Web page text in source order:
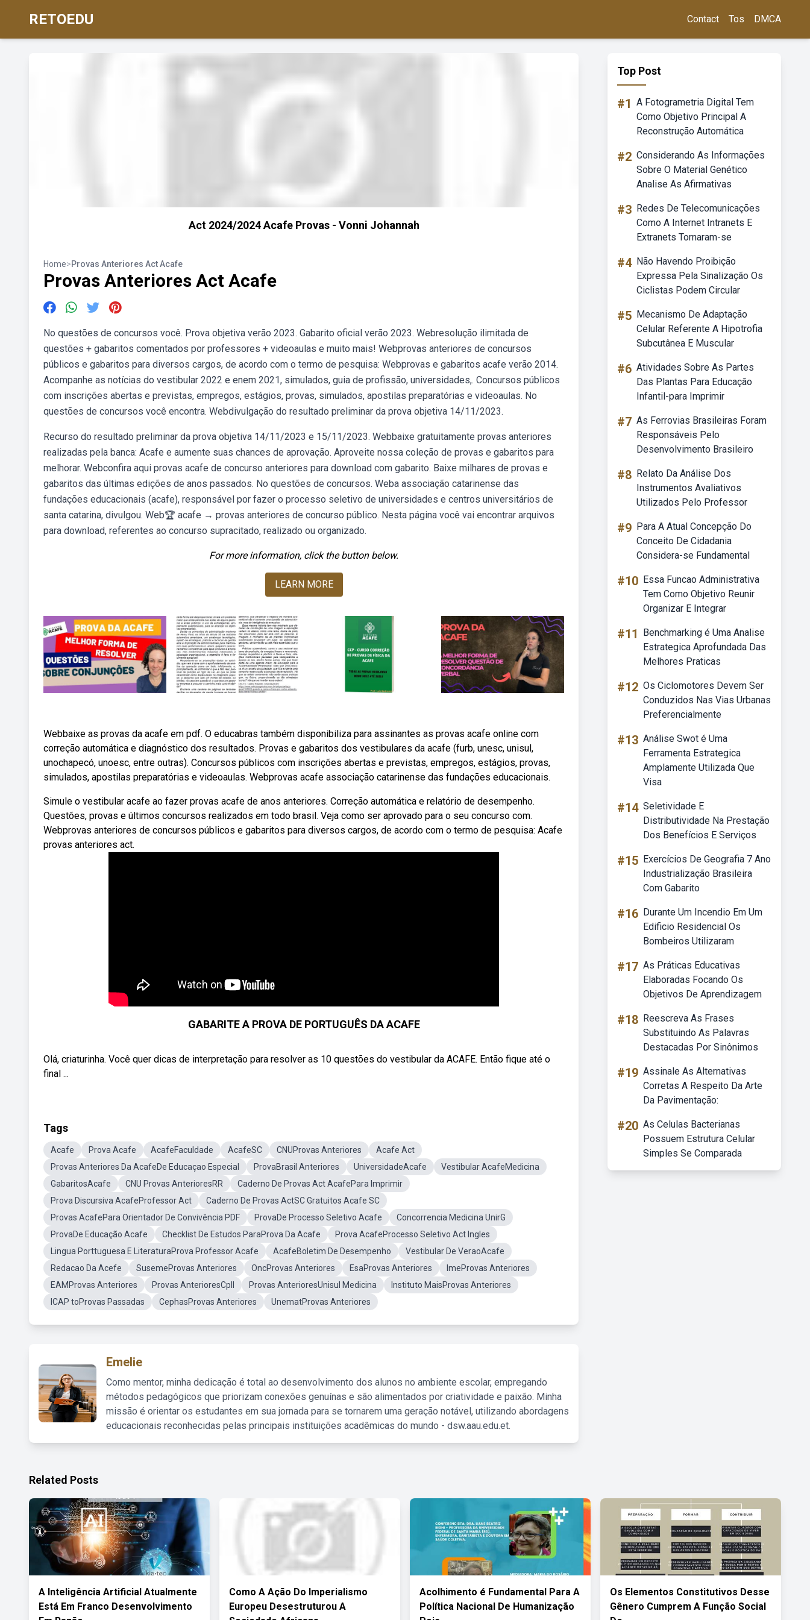
RETOEDU Contact Tos DMCA
Act 2024/2024 Acafe Provas - Vonni Johannah
Home>Provas Anteriores Act Acafe
Provas Anteriores Act Acafe
No questões de concursos você. Prova objetiva verão 2023. Gabarito oficial verão 2023. Webresolução ilimitada de
questões + gabaritos comentados por professores + videoaulas e muito mais! Webprovas anteriores de concursos
públicos e gabaritos para diversos cargos, de acordo com o termo de pesquisa: Webprovas e gabaritos acafe verão 2014.
Acompanhe as notícias do vestibular 2022 e enem 2021, simulados, guia de profissão, universidades,. Concursos públicos
com inscrições abertas e previstas, empregos, estágios, provas, simulados, apostilas preparatórias e videoaulas. No
questões de concursos você encontra. Webdivulgação do resultado preliminar da prova objetiva 14/11/2023.
Recurso do resultado preliminar da prova objetiva 14/11/2023 e 15/11/2023. Webbaixe gratuitamente provas anteriores
realizadas pela banca: Acafe e aumente suas chances de aprovação. Aproveite nossa coleção de provas e gabaritos para
melhorar. Webconfira aqui provas acafe de concurso anteriores para download com gabarito. Baixe milhares de provas e
gabaritos das últimas edições de anos passados. No questões de concursos. Weba associação catarinense das
fundações educacionais (acafe), responsável por fazer o processo seletivo de universidades e centros universitários de
santa catarina, divulgou. Web🏆 acafe → provas anteriores de concurso público. Nesta página você vai encontrar arquivos
para download, referentes ao concurso supracitado, realizado ou organizado.
For more information, click the button below.
LEARN MORE
Webbaixe as provas da acafe em pdf. O educabras também disponibiliza para assinantes as provas acafe online com
correção automática e diagnóstico dos resultados. Provas e gabaritos dos vestibulares da acafe (furb, unesc, unisul,
unochapecó, unoesc, entre outras). Concursos públicos com inscrições abertas e previstas, empregos, estágios, provas,
simulados, apostilas preparatórias e videoaulas. Webprovas acafe associação catarinense das fundações educacionais.
Simule o vestibular acafe ao fazer provas acafe de anos anteriores. Correção automática e relatório de desempenho.
Questões, provas e últimos concursos realizados em todo brasil. Veja como ser aprovado para o seu concurso com.
Webprovas anteriores de concursos públicos e gabaritos para diversos cargos, de acordo com o termo de pesquisa: Acafe
provas anteriores act.
GABARITE A PROVA DE PORTUGUÊS DA ACAFE
Olá, criaturinha. Você quer dicas de interpretação para resolver as 10 questões do vestibular da ACAFE. Então fique até o
final ...
Tags
Acafe Prova Acafe AcafeFaculdade AcafeSC CNUProvas Anteriores
Acafe Act
Provas Anteriores Da AcafeDe Educaçao Especial
ProvaBrasil Anteriores UniversidadeAcafe
Vestibular AcafeMedicina
GabaritosAcafe
CNU Provas AnterioresRR
Caderno De Provas Act AcafePara Imprimir
Prova Discursiva AcafeProfessor Act
Caderno De Provas ActSC Gratuitos Acafe SC
Provas AcafePara Orientador De Convivência PDF
ProvaDe Processo Seletivo Acafe
Concorrencia Medicina UnirG
ProvaDe Educação Acafe
Checklist De Estudos ParaProva Da Acafe
Prova AcafeProcesso Seletivo Act Ingles
Lingua Porttuguesa E LiteraturaProva Professor Acafe
AcafeBoletim De Desempenho
Vestibular De VeraoAcafe
Redacao Da Acefe
SusemeProvas Anteriores OncProvas Anteriores EsaProvas Anteriores
ImeProvas Anteriores
EAMProvas Anteriores
Provas AnterioresCpll Provas AnterioresUnisul Medicina
Instituto MaisProvas Anteriores
ICAP toProvas Passadas
CephasProvas Anteriores UnematProvas Anteriores
Emelie
Como mentor, minha dedicação é total ao desenvolvimento dos alunos no ambiente escolar, empregando
métodos pedagógicos que priorizam conexões genuínas e são alimentados por criatividade e paixão. Minha
missão é orientar os estudantes em sua jornada para se tornarem uma geração notável, utilizando abordagens
educacionais reconhecidas pelas principais instituições acadêmicas do mundo - dsw.aau.edu.et.
Top Post
#1 A Fotogrametria Digital Tem
Como Objetivo Principal A
Reconstrução Automática
#2 Considerando As Informações
Sobre O Material Genético
Analise As Afirmativas
#3 Redes De Telecomunicações
Como A Internet Intranets E
Extranets Tornaram-se
#4 Não Havendo Proibição
Expressa Pela Sinalização Os
Ciclistas Podem Circular
#5 Mecanismo De Adaptação
Celular Referente A Hipotrofia
Subcutânea E Muscular
#6 Atividades Sobre As Partes
Das Plantas Para Educação
Infantil-para Imprimir
#7 As Ferrovias Brasileiras Foram
Responsáveis Pelo
Desenvolvimento Brasileiro
#8 Relato Da Análise Dos
Instrumentos Avaliativos
Utilizados Pelo Professor
#9 Para A Atual Concepção Do
Conceito De Cidadania
Considera-se Fundamental
#10 Essa Funcao Administrativa
Tem Como Objetivo Reunir
Organizar E Integrar
#11
Benchmarking é Uma Analise
Estrategica Aprofundada Das
Melhores Praticas
#12 Os Ciclomotores Devem Ser
Conduzidos Nas Vias Urbanas
Preferencialmente
#13 Análise Swot é Uma
Ferramenta Estrategica
Amplamente Utilizada Que
Visa
#14 Seletividade E
Distributividade Na Prestação
Dos Benefícios E Serviços
#15 Exercícios De Geografia 7 Ano
Industrialização Brasileira
Com Gabarito
#16 Durante Um Incendio Em Um
Edificio Residencial Os
Bombeiros Utilizaram
#17 As Práticas Educativas
Elaboradas Focando Os
Objetivos De Aprendizagem
#18 Reescreva As Frases
Substituindo As Palavras
Destacadas Por Sinônimos
#19 Assinale As Alternativas
Corretas A Respeito Da Arte
Da Pavimentação:
#20 As Celulas Bacterianas
Possuem Estrutura Celular
Simples Se Comparada
Related Posts
A Inteligência Artificial Atualmente
Está Em Franco Desenvolvimento
Como A Ação Do Imperialismo
Europeu Desestruturou A
Acolhimento é Fundamental Para A
Política Nacional De Humanização
Os Elementos Constitutivos Desse
Gênero Cumprem A Função Social